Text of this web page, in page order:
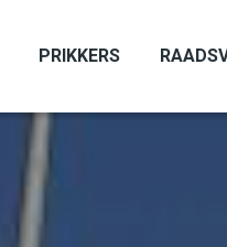
PRIKKERS